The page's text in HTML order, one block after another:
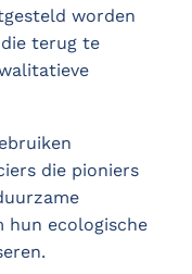
worden
terug te
die pioniers
hun ecologische